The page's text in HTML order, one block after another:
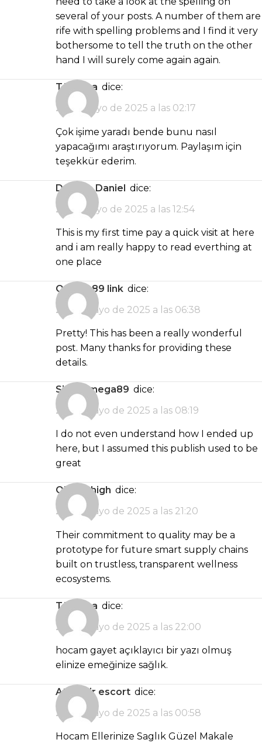
several of your posts. A number of them are
rife with spelling problems and I find it very
bothersome to tell the truth on the other
hand I will surely come again again.
türk ifşa dice:
21 de mayo de 2025 a las 02:17
Çok işime yaradı bende bunu nasıl
yapacağımı araştırıyorum. Paylaşım için
teşekkür ederim.
Desirae Daniel dice:
21 de mayo de 2025 a las 12:54
This is my first time pay a quick visit at here
and i am really happy to read everthing at
one place
omega89 link dice:
22 de mayo de 2025 a las 06:38
Pretty! This has been a really wonderful
post. Many thanks for providing these
details.
situs omega89 dice:
22 de mayo de 2025 a las 08:19
I do not even understand how I ended up
here, but I assumed this publish used to be
great
obtain high dice:
22 de mayo de 2025 a las 21:20
Their commitment to quality may be a
prototype for future smart supply chains
built on trustless, transparent wellness
ecosystems.
türk ifşa dice:
22 de mayo de 2025 a las 22:00
hocam gayet açıklayıcı bir yazı olmuş
elinize emeğinize sağlık.
ataşehir escort dice:
24 de mayo de 2025 a las 00:58
Hocam Ellerinize Saglık Güzel Makale